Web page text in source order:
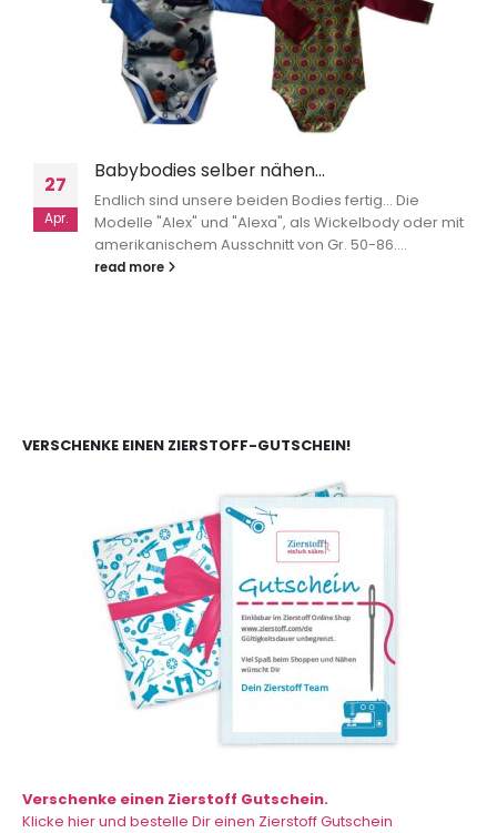
27
Apr.
Babybodies selber nähen…
Endlich sind unsere beiden Bodies fertig... Die
Modelle "Alex" und "Alexa", als Wickelbody oder mit
amerikanischem Ausschnitt von Gr. 50-86....
read more
VERSCHENKE EINEN ZIERSTOFF-GUTSCHEIN!
Verschenke einen Zierstoff Gutschein.
Klicke hier und bestelle Dir einen Zierstoff Gutschein